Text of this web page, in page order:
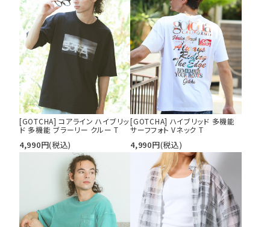
[GOTCHA] コアライン ハイブリッ
ド 多機能 ブラーリー クルー T
4,990円(税込)
[GOTCHA] ハイブリッド 多機能
サーフフォト Vネック T
4,990円(税込)